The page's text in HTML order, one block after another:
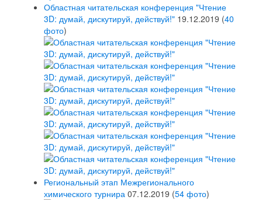
Областная читательская конференция "Чтение
3D: думай, дискутируй, действуй!" 19.12.2019 (40
фото)
Региональный этап Межрегионального
химического турнира 07.12.2019 (54 фото)